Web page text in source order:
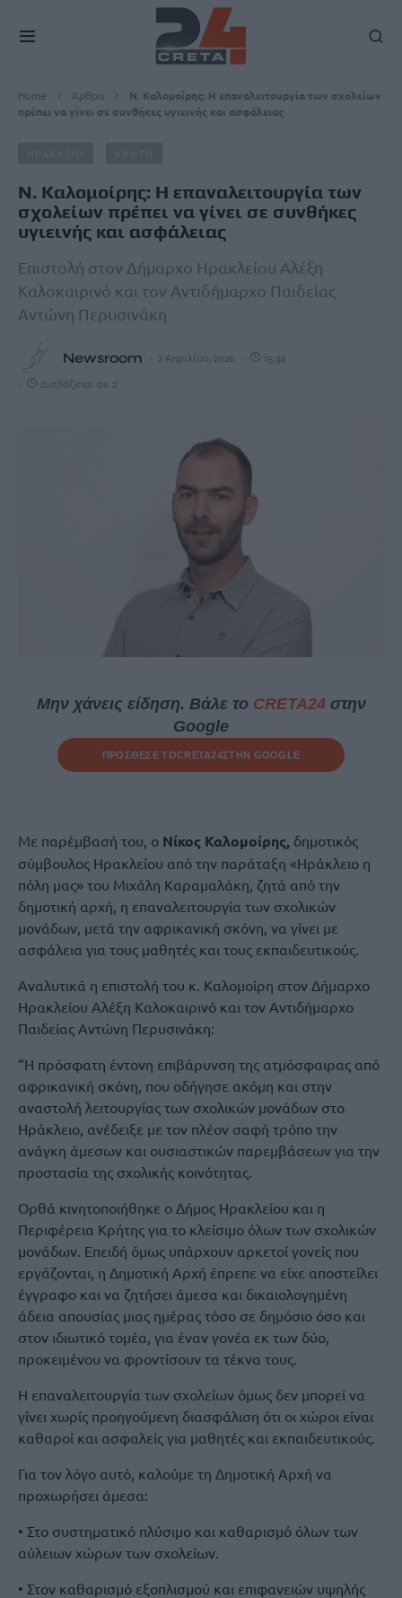
Home Άρθρα
Ν. Καλομοίρης: Η επαναλειτουργία των σχολείων
πρέπει να γίνει σε συνθήκες υγιεινής και ασφάλειας
Ν. Καλομοίρης: Η επαναλειτουργία των
σχολείων πρέπει να γίνει σε συνθήκες
υγιεινής και ασφάλειας
Επιστολή στον Δήμαρχο Ηρακλείου Αλέξη
Καλοκαιρινό και τον Αντιδήμαρχο Παιδείας
Αντώνη Περυσινάκη
Newsroom 2 Απριλίου, 2026 15:34
Διαβάζεται σε 2'
Μην χάνεις είδηση. Βάλε το CRETA24στην
Google
ΠΡΟΣΘΕΣΕ ΤΟCRETA24ΣΤΗΝ GOOGLE
Με παρέμβασή του, ο Νίκος Καλομοίρης, δημοτικός
σύμβουλος Ηρακλείου από την παράταξη «Ηράκλειο η
πόλη μας» του Μιχάλη Καραμαλάκη, ζητά από την
δημοτική αρχή, η επαναλειτουργία των σχολικών
μονάδων, μετά την αφρικανική σκόνη, να γίνει με
ασφάλεια για τους μαθητές και τους εκπαιδευτικούς.
Αναλυτικά η επιστολή του κ. Καλομοίρη στον Δήμαρχο
Ηρακλείου Αλέξη Καλοκαιρινό και τον Αντιδήμαρχο
Παιδείας Αντώνη Περυσινάκη:
“Η πρόσφατη έντονη επιβάρυνση της ατµόσφαιρας από
αφρικανική σκόνη, που οδήγησε ακόµη και στην
αναστολή λειτουργίας των σχολικών µονάδων στο
Ηράκλειο, ανέδειξε µε τον πλέον σαφή τρόπο την
ανάγκη άµεσων και ουσιαστικών παρεµβάσεων για την
προστασία της σχολικής κοινότητας.
Ορθά κινητοποιήθηκε ο Δήµος Ηρακλείου και η
Περιφέρεια Κρήτης για το κλείσιµο όλων των σχολικών
µονάδων. Επειδή όµως υπάρχουν αρκετοί γονείς που
εργάζονται, η Δηµοτική Αρχή έπρεπε να είχε αποστείλει
έγγραφο και να ζητήσει άµεσα και δικαιολογηµένη
άδεια απουσίας µιας ηµέρας τόσο σε δηµόσιο όσο και
στον ιδιωτικό τοµέα, για έναν γονέα εκ των δύο,
προκειµένου να φροντίσουν τα τέκνα τους.
Η επαναλειτουργία των σχολείων όµως δεν µπορεί να
γίνει χωρίς προηγούµενη διασφάλιση ότι οι χώροι είναι
καθαροί και ασφαλείς για µαθητές και εκπαιδευτικούς.
Για τον λόγο αυτό, καλούµε τη Δηµοτική Αρχή να
προχωρήσει άµεσα:
• Στο συστηµατικό πλύσιµο και καθαρισµό όλων των
αύλειων χώρων των σχολείων.
• Στον καθαρισµό εξοπλισµού και επιφανειών υψηλής